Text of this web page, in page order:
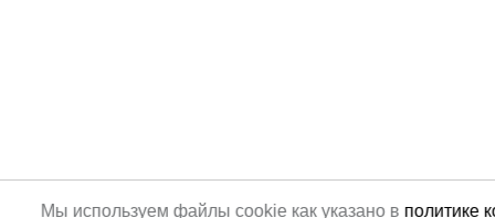
Мы используем файлы cookie как указано в политике